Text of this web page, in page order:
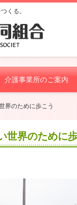
くる。
介護事業所のご案内
界のために歩こう
世界のために